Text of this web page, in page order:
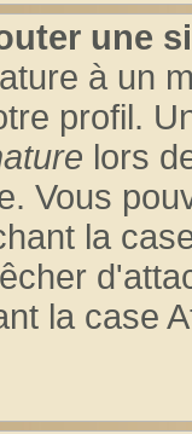
une
à un
profil.
lors
Vous
la
la case